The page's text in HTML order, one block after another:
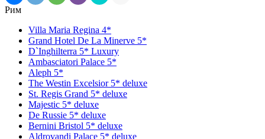
Рим
Villa Maria Regina 4*
Grand Hotel De La Minerve 5*
D`Inghilterra 5* Luxury
Ambasciatori Palace 5*
Aleph 5*
The Westin Excelsior 5* deluxe
St. Regis Grand 5* deluxe
Majestic 5* deluxe
De Russie 5* deluxe
Bernini Bristol 5* deluxe
Aldrovandi Palace 5* deluxe